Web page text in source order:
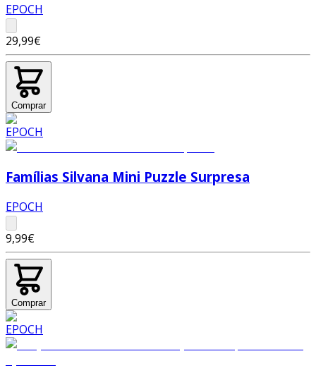
EPOCH
29,99€
Comprar
Famílias Silvana Mini Puzzle Surpresa
EPOCH
9,99€
Comprar